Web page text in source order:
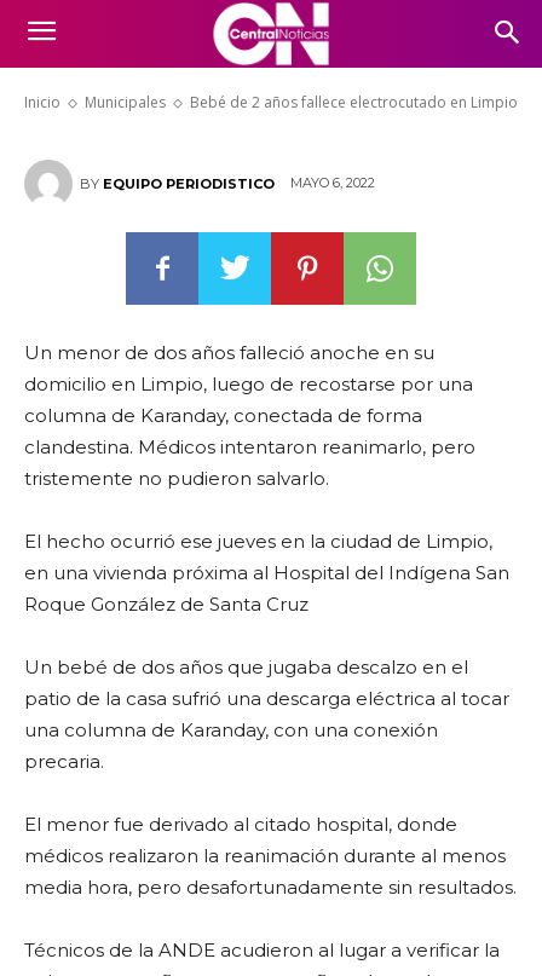
Inicio Municipales Bebé de 2 años fallece electrocutado en Limpio
Bebé de 2 años fallece
electrocutado en Limpio
BY EQUIPO PERIODISTICO MAYO 6, 2022
Un menor de dos años falleció anoche en su
domicilio en Limpio, luego de recostarse por una
columna de Karanday, conectada de forma
clandestina. Médicos intentaron reanimarlo, pero
tristemente no pudieron salvarlo.
El hecho ocurrió ese jueves en la ciudad de Limpio,
en una vivienda próxima al Hospital del Indígena San
Roque González de Santa Cruz
Un bebé de dos años que jugaba descalzo en el
patio de la casa sufrió una descarga eléctrica al tocar
una columna de Karanday, con una conexión
precaria.
El menor fue derivado al citado hospital, donde
médicos realizaron la reanimación durante al menos
media hora, pero desafortunadamente sin resultados.
Técnicos de la ANDE acudieron al lugar a verificar la